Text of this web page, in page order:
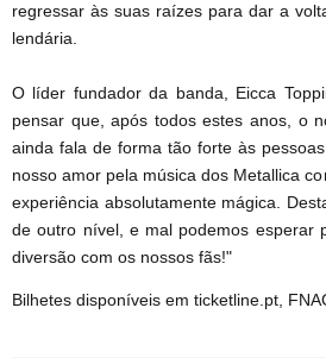
regressar às suas raízes para dar a
lendária.
O líder fundador da banda, Eicca
pensar que, após todos estes anos, o
ainda fala de forma tão forte às
nosso amor pela música dos Metallica
experiência absolutamente mágica.
de outro nível, e mal podemos esperar
diversão com os nossos fãs!"
Bilhetes disponíveis em ticketline.pt,